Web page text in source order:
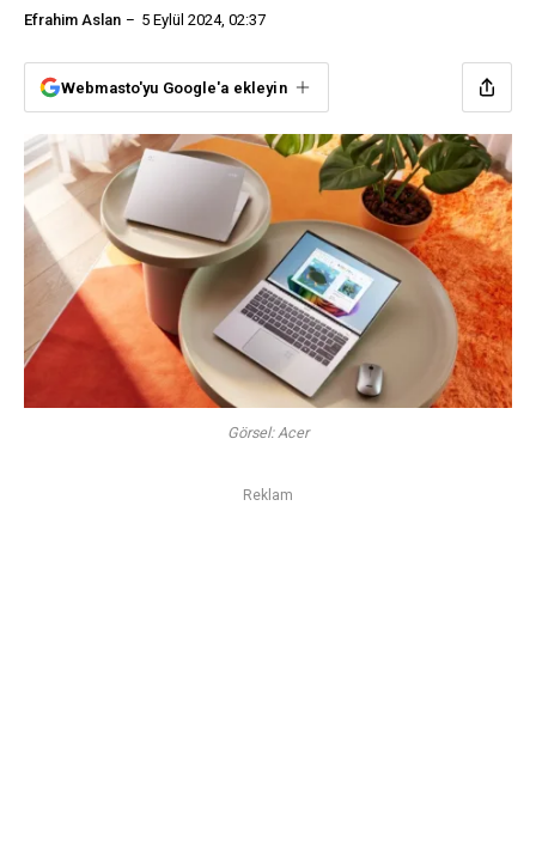
Efrahim Aslan 5 Eylül 2024, 02:37
Webmasto'yu Google'a ekleyin
Görsel: Acer
Reklam